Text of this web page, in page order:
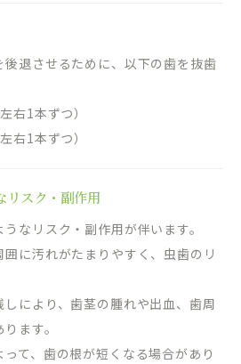
退させるために、以下の歯を抜歯
右1本ずつ）
右1本ずつ）
リスク・副作用
なリスク・副作用が伴います。
囲に汚れがたまりやすく、虫歯のリ
しにより、歯茎の腫れや出血、歯周
ます。
って、歯の根が短くなる場合があり